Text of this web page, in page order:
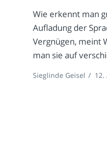
Wie erkennt man
Aufladung der
Vergnügen, meint
man sie auf
Sieglinde Geisel / 12.